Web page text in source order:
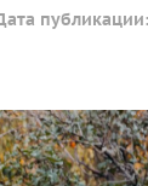
публикации: